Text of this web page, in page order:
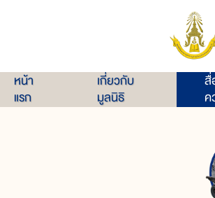
หน้า
แรก
เกี่ยวกับ
มูลนิธิ
สื่
ค